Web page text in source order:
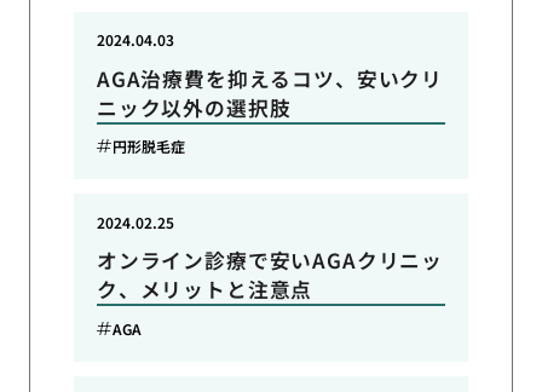
AGA治療費を抑えるコツ、安いクリ
ニック以外の選択肢
2024.04.03
円形脱毛症
オンライン診療で安いAGAクリニッ
ク、メリットと注意点
2024.02.25
AGA